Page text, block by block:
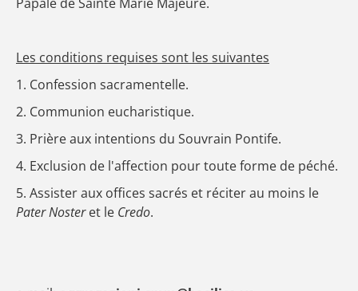
Les conditions requises sont les suivantes
1. Confession sacramentelle.
2. Communion eucharistique.
3. Prière aux intentions du Souvrain Pontife.
4. Exclusion de l'affection pour toute forme de péché.
5. Assister aux offices sacrés et réciter au moins le
Pater Nosteret le Credo.